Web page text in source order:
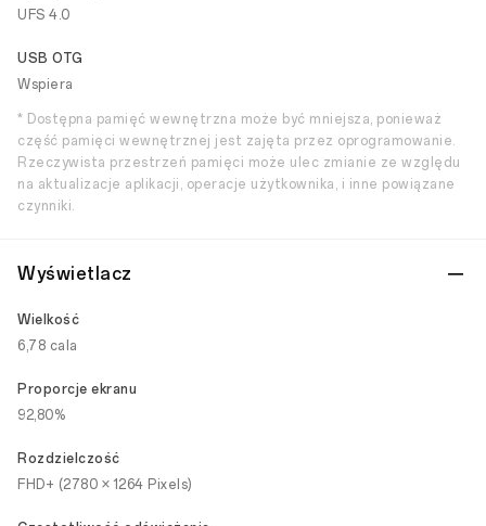
UFS 4.0
USB OTG
Wspiera
* Dostępna pamięć wewnętrzna może być mniejsza, ponieważ
część pamięci wewnętrznej jest zajęta przez oprogramowanie.
Rzeczywista przestrzeń pamięci może ulec zmianie ze względu
na aktualizacje aplikacji, operacje użytkownika, i inne powiązane
czynniki.
Wyświetlacz
Wielkość
6,78 cala
Proporcje ekranu
92,80%
Rozdzielczość
FHD+ (2780 × 1264 Pixels)